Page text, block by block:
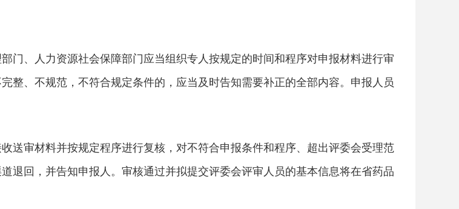
门、人力资源社会保障部门应当组织专人按规定的时间和程序对申报材料进行审
整、不规范，不符合规定条件的，应当及时告知需要补正的全部内容。申报人员
送审材料并按规定程序进行复核，对不符合申报条件和程序、超出评委会受理范
退回，并告知申报人。审核通过并拟提交评委会评审人员的基本信息将在省药品